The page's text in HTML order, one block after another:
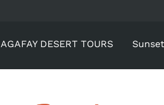
AGAFAY DESERT TOURS Sunset